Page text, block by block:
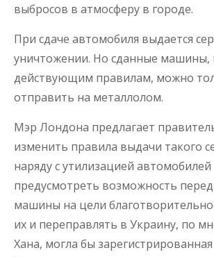
выбросов в атмосферу в городе.
При сдаче автомобиля выдается
уничтожении. Но сданные машины,
действующим правилам, можно
отправить на металлолом.
Мэр Лондона предлагает
изменить правила выдачи такого
наряду с утилизацией автомобилей
предусмотреть возможность
машины на цели
их и переправлять в Украину, по
Хана, могла бы зарегистрированная